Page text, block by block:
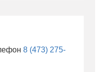
8 (473) 275-